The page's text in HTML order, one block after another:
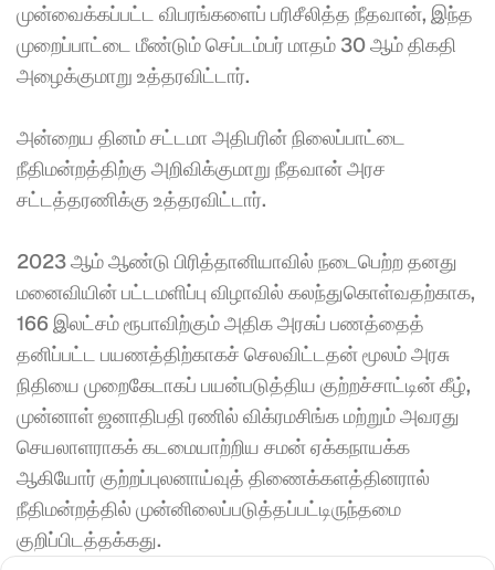
முன்வைக்கப்பட்ட விபரங்களைப் பரிசீலித்த நீதவான், இந்த
முறைப்பாட்டை மீண்டும் செப்டம்பர் மாதம் 30 ஆம் திகதி
அழைக்குமாறு உத்தரவிட்டார்.
அன்றைய தினம் சட்டமா அதிபரின் நிலைப்பாட்டை
நீதிமன்றத்திற்கு அறிவிக்குமாறு நீதவான் அரச
சட்டத்தரணிக்கு உத்தரவிட்டார்.
2023 ஆம் ஆண்டு பிரித்தானியாவில் நடைபெற்ற தனது
மனைவியின் பட்டமளிப்பு விழாவில் கலந்துகொள்வதற்காக,
166 இலட்சம் ரூபாவிற்கும் அதிக அரசுப் பணத்தைத்
தனிப்பட்ட பயணத்திற்காகச் செலவிட்டதன் மூலம் அரசு
நிதியை முறைகேடாகப் பயன்படுத்திய குற்றச்சாட்டின் கீழ்,
முன்னாள் ஜனாதிபதி ரணில் விக்ரமசிங்க மற்றும் அவரது
செயலாளராகக் கடமையாற்றிய சமன் ஏக்கநாயக்க
ஆகியோர் குற்றப்புலனாய்வுத் திணைக்களத்தினரால்
நீதிமன்றத்தில் முன்னிலைப்படுத்தப்பட்டிருந்தமை
குறிப்பிடத்தக்கது.